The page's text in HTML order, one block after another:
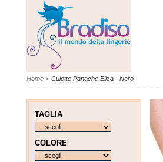
Home > Culotte Panache Eliza - Nero
TAGLIA
COLORE